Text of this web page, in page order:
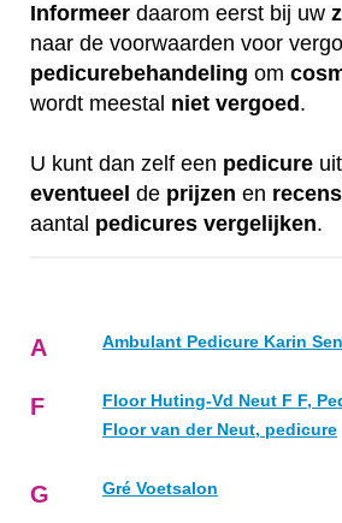
Informeer daarom eerst bij uw
naar de voorwaarden voor
pedicurebehandeling om
wordt meestal niet vergoed .
U kunt dan zelf een pedicure
eventueel de prijzen en
aantal pedicures vergelijken.
A Ambulant Pedicure Karin
F
Floor Huting-Vd Neut F F,
Floor van der Neut, pedicure
G Gré Voetsalon